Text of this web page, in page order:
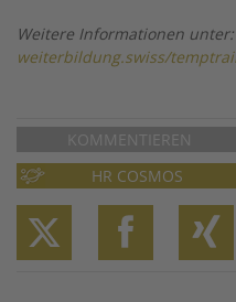
Weitere Informationen unter:
weiterbildung.swiss/
KOMMENTIEREN
HR COSMOS
TwitterFacebook